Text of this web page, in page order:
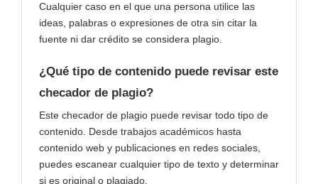
Cualquier caso en el que una persona utilice las
ideas, palabras o expresiones de otra sin citar la
fuente ni dar crédito se considera plagio.
¿Qué tipo de contenido puede revisar este
checador de plagio?
Este checador de plagio puede revisar todo tipo de
contenido. Desde trabajos académicos hasta
contenido web y publicaciones en redes sociales,
puedes escanear cualquier tipo de texto y determinar
si es original o plagiado.